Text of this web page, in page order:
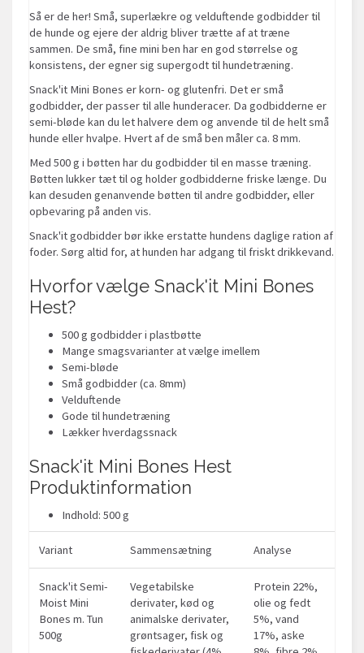
Så er de her! Små, superlækre og velduftende godbidder til
de hunde og ejere der aldrig bliver trætte af at træne
sammen. De små, fine mini ben har en god størrelse og
konsistens, der egner sig supergodt til hundetræning.
Snack'it Mini Bones er korn- og glutenfri. Det er små
godbidder, der passer til alle hunderacer. Da godbidderne er
semi-bløde kan du let halvere dem og anvende til de helt små
hunde eller hvalpe. Hvert af de små ben måler ca. 8 mm.
Med 500 g i bøtten har du godbidder til en masse træning.
Bøtten lukker tæt til og holder godbidderne friske længe. Du
kan desuden genanvende bøtten til andre godbidder, eller
opbevaring på anden vis.
Snack'it godbidder bør ikke erstatte hundens daglige ration af
foder. Sørg altid for, at hunden har adgang til friskt drikkevand.
Hvorfor vælge Snack'it Mini Bones
Hest?
500 g godbidder i plastbøtte
Mange smagsvarianter at vælge imellem
Semi-bløde
Små godbidder (ca. 8mm)
Velduftende
Gode til hundetræning
Lækker hverdagssnack
Snack'it Mini Bones Hest
Produktinformation
Indhold: 500 g
Variant Sammensætning Analyse
Snack'it Semi-
Moist Mini
Bones m. Tun
500g
Vegetabilske
derivater, kød og
animalske derivater,
grøntsager, fisk og
Protein 22%,
olie og fedt
5%, vand
17%, aske